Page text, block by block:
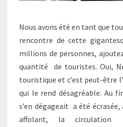
Nous avons été en tant que
rencontre de cette
millions de personnes,
quantité de touristes. Oui,
touristique et c’est peut-être
qui le rend désagréable. Au
s’en dégageait a été
affolant, la circulation